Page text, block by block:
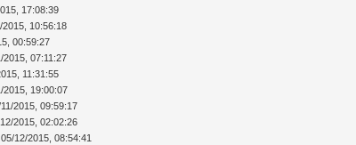
17:08:39
2015, 10:56:18
00:59:27
2015, 07:11:27
11:31:55
2015, 19:00:07
2015, 09:59:17
2015, 02:02:26
12/2015, 08:54:41